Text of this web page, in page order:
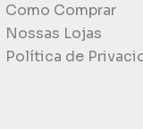
Como Comprar
Nossas Lojas
Política de